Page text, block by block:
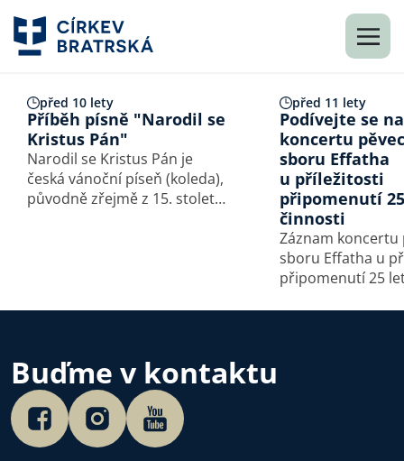
před 10 lety
Příběh písně "Narodil se
Kristus Pán"
Narodil se Kristus Pán je
česká vánoční píseň (koleda),
původně zřejmě z 15. století.
před 11 lety
Podívejte se
koncertu
sboru Effatha
u příležitosti
připomenutí
činnosti
Záznam koncertu
sboru Effatha u
připomenutí 25
Buďme v kontaktu